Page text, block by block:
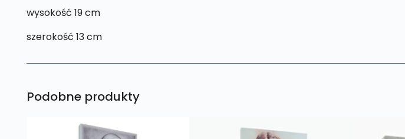
wysokość 19 cm
szerokość 13 cm
Podobne produkty